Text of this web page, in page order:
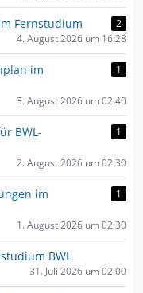
Fernstudium
2
4. August 2026 um 16:28
im
1
3. August 2026 um 02:40
BWL-
1
2. August 2026 um 02:30
im
1
1. August 2026 um 02:30
BWL
31. Juli 2026 um 02:00